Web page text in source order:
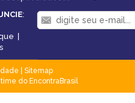
:
|
Sitemap
do EncontraBrasil